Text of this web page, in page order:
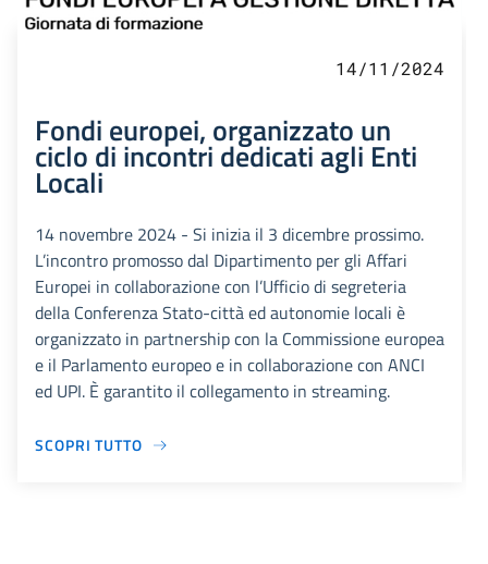
14/11/2024
Fondi europei, organizzato un
ciclo di incontri dedicati agli Enti
Locali
14 novembre 2024 - Si inizia il 3 dicembre prossimo.
L’incontro promosso dal Dipartimento per gli Affari
Europei in collaborazione con l’Ufficio di segreteria
della Conferenza Stato-città ed autonomie locali è
organizzato in partnership con la Commissione europea
e il Parlamento europeo e in collaborazione con ANCI
ed UPI. È garantito il collegamento in streaming.
SCOPRI TUTTO